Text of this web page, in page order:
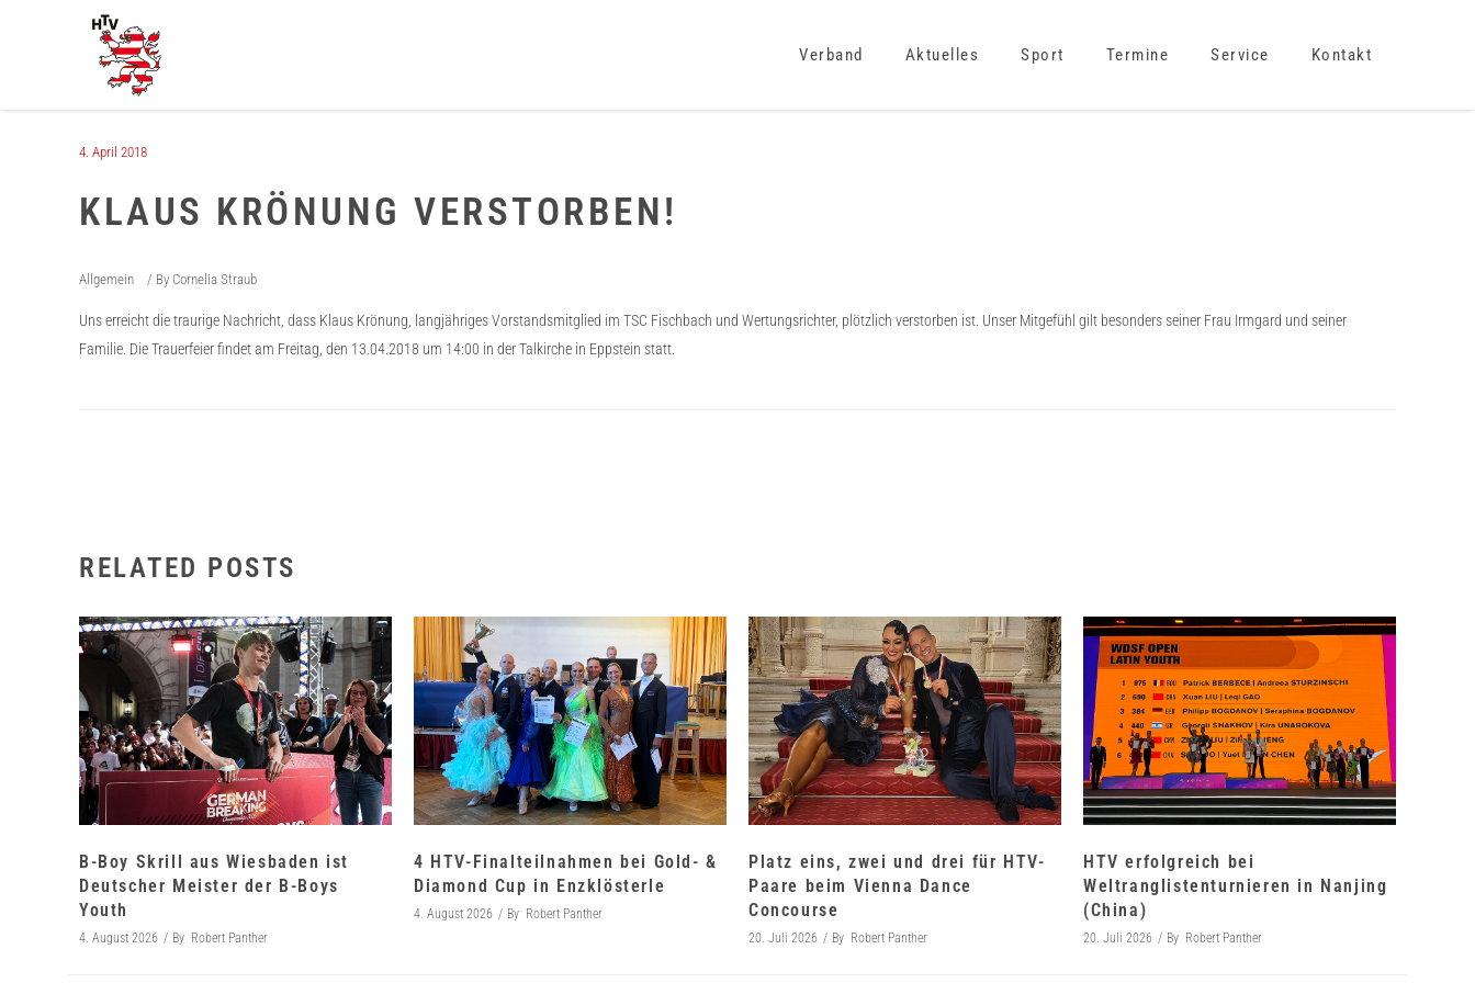
Verband Aktuelles Sport Termine Service Kontakt
4. April 2018
KLAUS KRÖNUNG VERSTORBEN!
Allgemein By Cornelia Straub
Uns erreicht die traurige Nachricht, dass Klaus Krönung, langjähriges Vorstandsmitglied im TSC Fischbach und Wertungsrichter, plötzlich verstorben ist. Unser Mitgefühl gilt besonders seiner Frau Irmgard und seiner
Familie. Die Trauerfeier findet am Freitag, den 13.04.2018 um 14:00 in der Talkirche in Eppstein statt.
RELATED POSTS
B-Boy Skrill aus Wiesbaden ist
Deutscher Meister der B-Boys
Youth
4. August 2026 By Robert Panther
4 HTV-Finalteilnahmen bei Gold- &
Diamond Cup in Enzklösterle
4. August 2026 By Robert Panther
Platz eins, zwei und drei für HTV-
Paare beim Vienna Dance
Concourse
20. Juli 2026 By Robert Panther
HTV erfolgreich bei
Weltranglistenturnieren in Nanjing
(China)
20. Juli 2026 By Robert Panther